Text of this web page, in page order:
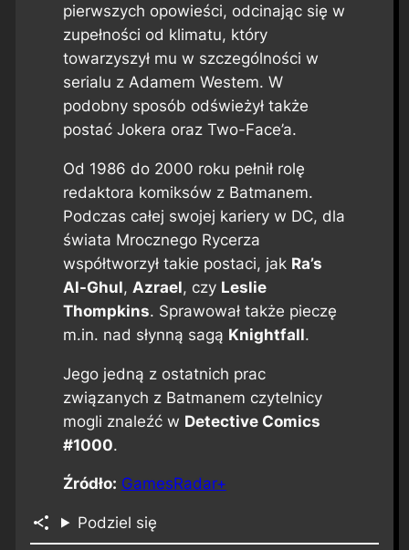
pierwszych opowieści, odcinając się w
zupełności od klimatu, który
towarzyszył mu w szczególności w
serialu z Adamem Westem. W
podobny sposób odświeżył także
postać Jokera oraz Two-Face’a.
Od 1986 do 2000 roku pełnił rolę
redaktora komiksów z Batmanem.
Podczas całej swojej kariery w DC, dla
świata Mrocznego Rycerza
współtworzył takie postaci, jak Ra’s
Al-Ghul, Azrael, czy Leslie
Thompkins. Sprawował także pieczę
m.in. nad słynną sagą Knightfall.
Jego jedną z ostatnich prac
związanych z Batmanem czytelnicy
mogli znaleźć w Detective Comics
#1000.
Źródło: GamesRadar+
Podziel się